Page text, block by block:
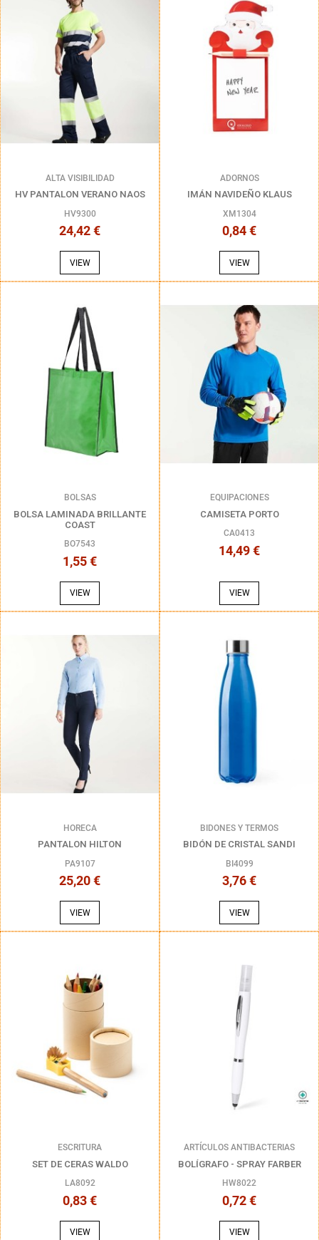
ALTA VISIBILIDAD
HV PANTALON VERANO NAOS
HV9300
24,42 €
VIEW
ADORNOS
IMÁN NAVIDEÑO KLAUS
XM1304
0,84 €
VIEW
BOLSAS
BOLSA LAMINADA BRILLANTE
COAST
BO7543
1,55 €
VIEW
EQUIPACIONES
CAMISETA PORTO
CA0413
14,49 €
VIEW
HORECA
PANTALON HILTON
PA9107
25,20 €
VIEW
BIDONES Y TERMOS
BIDÓN DE CRISTAL SANDI
BI4099
3,76 €
VIEW
ESCRITURA
SET DE CERAS WALDO
LA8092
0,83 €
VIEW
ARTÍCULOS ANTIBACTERIAS
BOLÍGRAFO - SPRAY FARBER
HW8022
0,72 €
VIEW